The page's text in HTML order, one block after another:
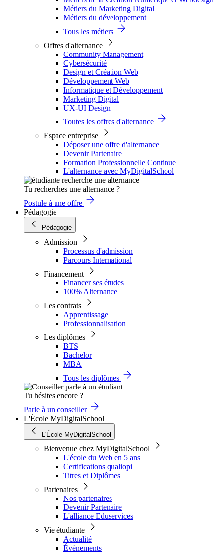
Métiers du Marketing Digital
Métiers du développement
Tous les métiers
Offres d'alternance
Community Management
Cybersécurité
Design et Création Web
Développement Web
Informatique et Développement
Marketing Digital
UX-UI Design
Toutes les offres d'alternance
Espace entreprise
Déposer une offre d'alternance
Devenir Partenaire
Formation Professionnelle Continue
L'alternance avec MyDigitalSchool
Tu recherches une alternance ?
Postule à une offre
Pédagogie
Pédagogie
Admission
Processus d'admission
Parcours International
Financement
Financer ses études
100% Alternance
Les contrats
Apprentissage
Professionnalisation
Les diplômes
BTS
Bachelor
MBA
Tous les diplômes
Tu hésites encore ?
Parle à un conseiller
L'École MyDigitalSchool
L'École MyDigitalSchool
Bienvenue chez MyDigitalSchool
L'école du Web en 5 ans
Certifications qualiopi
Titres et Diplômes
Partenaires
Nos partenaires
Devenir Partenaire
L'alliance Eduservices
Vie étudiante
Actualité
Évènements